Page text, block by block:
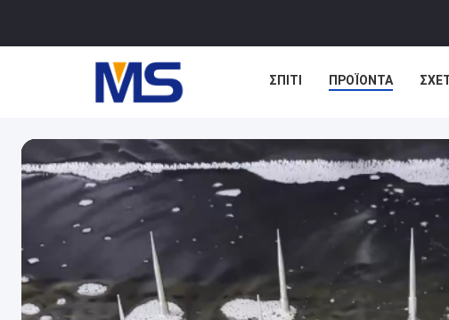
ΣΠΊΤΙ ΠΡΟΪΌΝΤΑ